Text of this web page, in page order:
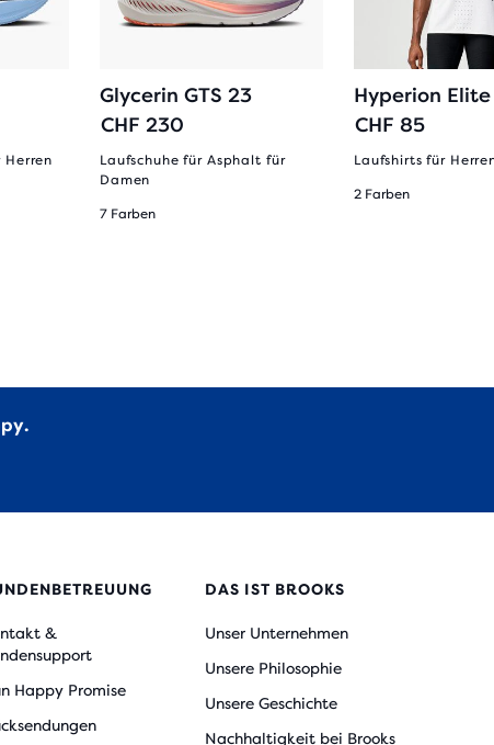
Herren
Glycerin GTS 23
CHF 230
Laufschuhe für Asphalt für
Damen
7 Farben
Hyperion
CHF 85
Laufshirts für
2 Farben
&
Happy Promise
DAS IST BROOKS
Unser Unternehmen
Unsere Philosophie
Unsere Geschichte
Nachhaltigkeit bei Brooks